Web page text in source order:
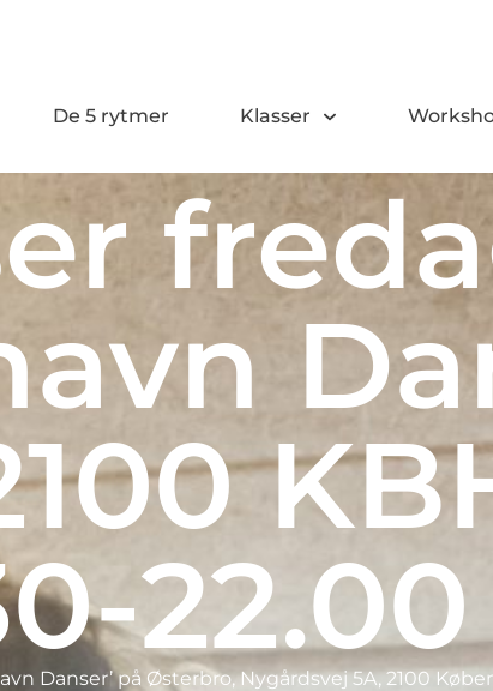
De 5 rytmer Klasser
22.00
Danser’ på Østerbro, Nygårdsvej 5A, 2100